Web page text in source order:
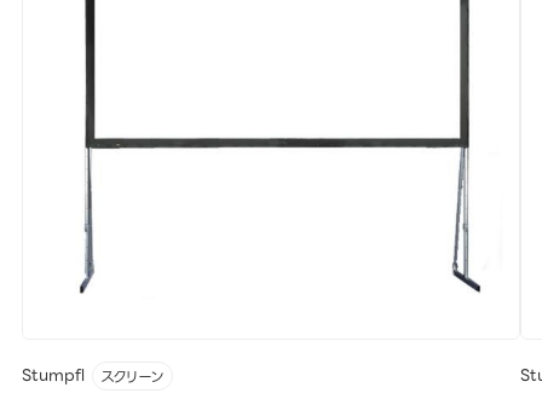
Stumpfl スクリーン